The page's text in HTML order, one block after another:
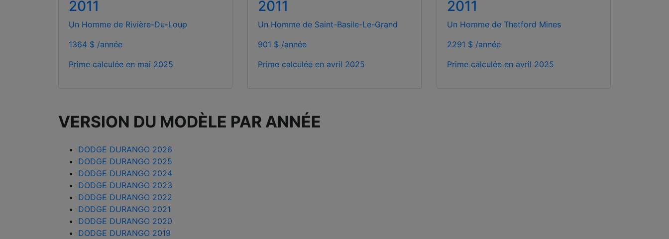
2011
Un Homme de Rivière-Du-Loup
1364 $ /année
Prime calculée en mai 2025
2011
Un Homme de Saint-Basile-Le-Grand
901 $ /année
Prime calculée en avril 2025
2011
Un Homme de Thetford Mines
2291 $ /année
Prime calculée en avril 2025
VERSION DU MODÈLE PAR ANNÉE
DODGE DURANGO 2026
DODGE DURANGO 2025
DODGE DURANGO 2024
DODGE DURANGO 2023
DODGE DURANGO 2022
DODGE DURANGO 2021
DODGE DURANGO 2020
DODGE DURANGO 2019